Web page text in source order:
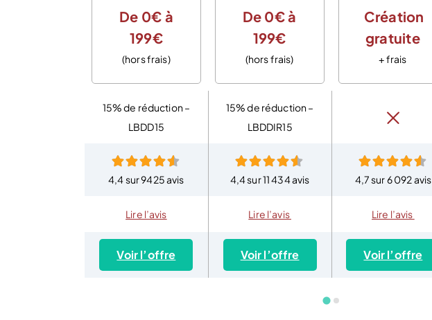
De 0€ à
199€
(hors frais)
15% de réduction –
LBDD15
4,4 sur 9425 avis
Lire l’avis
Voir l’offre
De 0€ à
199€
(hors frais)
15% de réduction –
LBDDIR15
4,4 sur 11 434 avis
Lire l’avis
Voir l’offre
Création
gratuite
+ frais
4,7 sur 6 092 avis
Lire l’avis
Voir l’offre